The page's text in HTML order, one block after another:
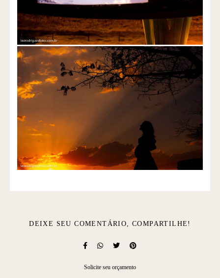
DEIXE SEU COMENTÁRIO, COMPARTILHE!
Solicite seu orçamento